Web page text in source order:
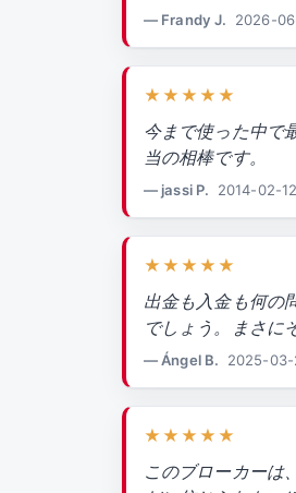
— Frandy J. 2026-
★★★★★
今まで使った中で
当の相棒です。
— jassi P. 2014-02-12
★★★★★
出金も入金も何の
でしょう。まさに
— Ángel B. 2025-
★★★★★
このブローカーは